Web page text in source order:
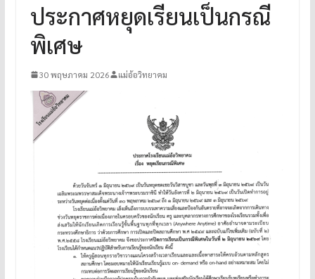
ประกาศหยุดเรียนเป็นกรณี
พิเศษ
30 พฤษภาคม 2026 แม่อ้อวิทยาคม